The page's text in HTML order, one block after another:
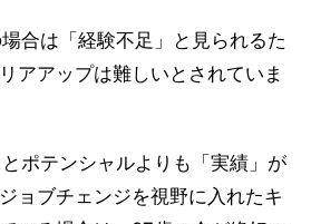
合は「経験不足」と見られるた
アアップは難しいとされていま
ポテンシャルよりも「実績」が
ョブチェンジを視野に入れたキ